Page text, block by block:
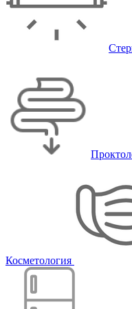
Косметология